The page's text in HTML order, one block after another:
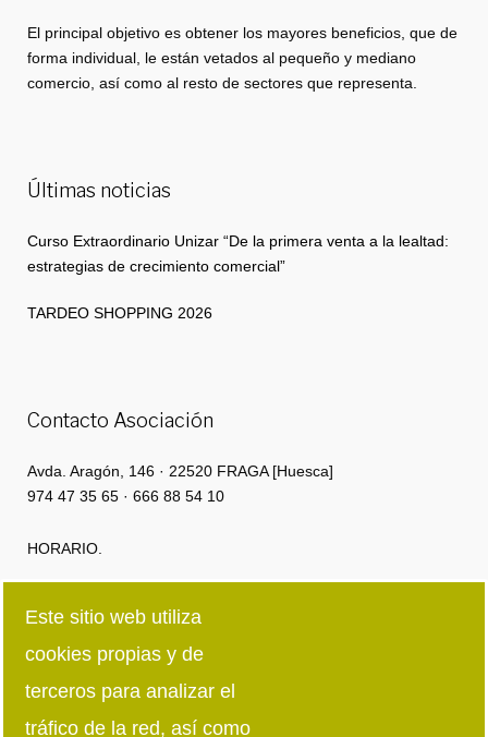
El principal objetivo es obtener los mayores beneficios, que de
forma individual, le están vetados al pequeño y mediano
comercio, así como al resto de sectores que representa.
Últimas noticias
Curso Extraordinario Unizar “De la primera venta a la lealtad:
estrategias de crecimiento comercial”
TARDEO SHOPPING 2026
Contacto Asociación
Avda. Aragón, 146 · 22520 FRAGA [Huesca]
974 47 35 65 · 666 88 54 10
HORARIO.
Viernes: 8:00h · 15:00h
Síguenos en redes sociales
Este sitio web utiliza
cookies propias y de
terceros para analizar el
tráfico de la red, así como